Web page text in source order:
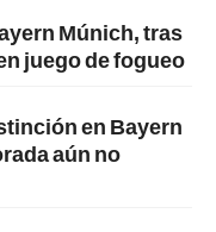
Múnich, tras
juego de fogueo
en Bayern
aún no